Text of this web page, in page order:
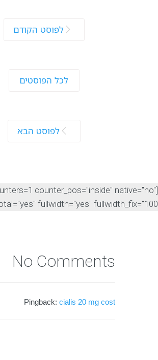
לפוסט הקודם
לכל הפוסטים
לפוסט הבא
counter_pos="inside" native="no"
fullwidth="yes" fullwidth_fix="100"]
No Comments
Pingback: cialis 20 mg cost